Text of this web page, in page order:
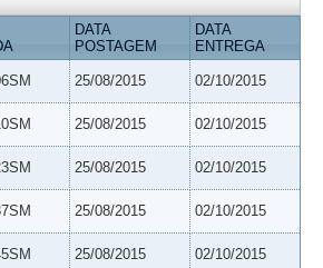
DATA
POSTAGEM
DATA
ENTREGA
25/08/2015 02/10/2015
25/08/2015 02/10/2015
25/08/2015 02/10/2015
25/08/2015 02/10/2015
25/08/2015 02/10/2015